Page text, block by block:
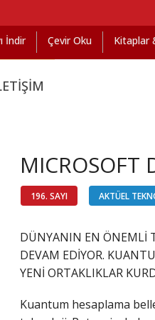
İndir Çevir Oku Kitaplar
MICROSOFT
196. SAYI AKTÜEL
DÜNYANIN EN ÖNEMLİ
DEVAM EDİYOR.
YENİ ORTAKLIKLAR
Kuantum hesaplama